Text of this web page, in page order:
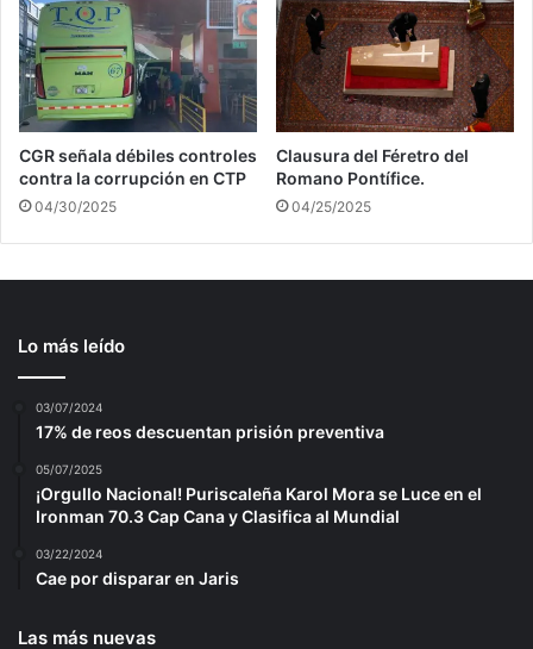
CGR señala débiles controles
contra la corrupción en CTP
04/30/2025
Clausura del Féretro del
Romano Pontífice.
04/25/2025
Lo más leído
03/07/2024
17% de reos descuentan prisión preventiva
05/07/2025
¡Orgullo Nacional! Puriscaleña Karol Mora se Luce en el
Ironman 70.3 Cap Cana y Clasifica al Mundial
03/22/2024
Cae por disparar en Jaris
Las más nuevas